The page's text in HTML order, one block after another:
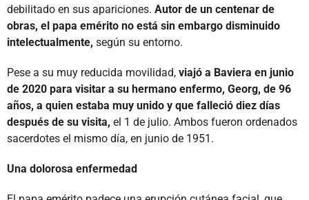
debilitado en sus apariciones. Autor de un centenar de
obras, el papa emérito no está sin embargo disminuido
intelectualmente, según su entorno.
Pese a su muy reducida movilidad, viajó a Baviera en junio
de 2020 para visitar a su hermano enfermo, Georg, de 96
años, a quien estaba muy unido y que falleció diez días
después de su visita, el 1 de julio. Ambos fueron ordenados
sacerdotes el mismo día, en junio de 1951.
Una dolorosa enfermedad